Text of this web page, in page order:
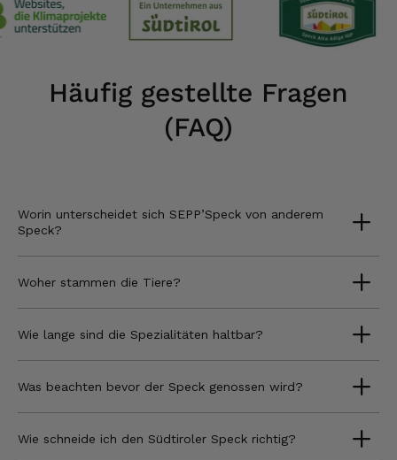
Häufig gestellte Fragen
(FAQ)
Worin unterscheidet sich SEPP’Speck von anderem
Speck?
Woher stammen die Tiere?
Wie lange sind die Spezialitäten haltbar?
Was beachten bevor der Speck genossen wird?
Wie schneide ich den Südtiroler Speck richtig?